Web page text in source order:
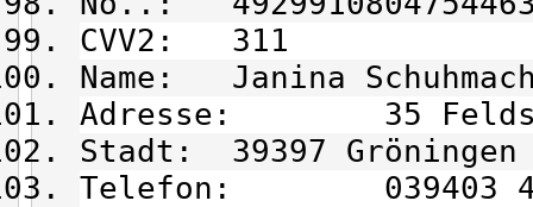
CVV2: 311
Name: Janina
Adresse: 35
Stadt: 39397 Gröningen
Telefon: 039403